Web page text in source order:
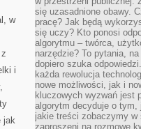
w
i
jak
się uzasadnione obawy.
pracę? Jak będą
się uczy? Kto ponosi
algorytmu – twórca,
narzędzie? To pytania,
dopiero szuka
każda rewolucja
nowe możliwości, jak i
kluczowych wyzwań jest
algorytm decyduje o tym,
jakie treści zobaczymy
zaproszeni na rozmowę